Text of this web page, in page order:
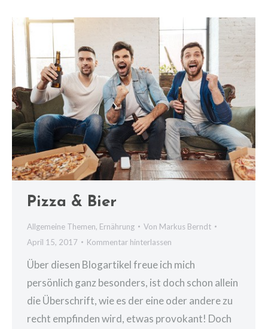
Pizza & Bier
Allgemeine Themen, Ernährung Von Markus Berndt
April 15, 2017
Kommentar hinterlassen
Über diesen Blogartikel freue ich mich
persönlich ganz besonders, ist doch schon allein
die Überschrift, wie es der eine oder andere zu
recht empfinden wird, etwas provokant! Doch